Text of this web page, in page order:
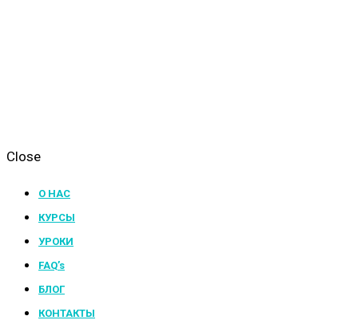
Close
О НАС
КУРСЫ
УРОКИ
FAQ’s
БЛОГ
КОНТАКТЫ